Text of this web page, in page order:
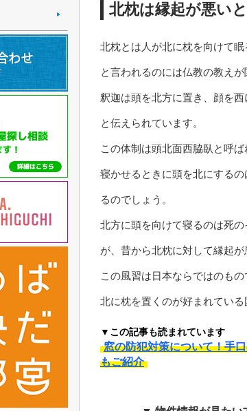
北枕は縁起が悪い
北枕とは人が北に枕を向けて
と言われるのには仏教の教え
釈迦は頭を北方に置き、顔を
と伝えられています。
この体制は頭北面西脇臥と呼
寝かせるときに頭を北にする
るのでしょう。
北方に頭を向けて寝るのは死
が、昔から北枕に対して縁起が
この風習は日本ならではのも
北に枕を置くのが好まれている
▼この記事も読まれています
窓の防犯対策について！手
もご紹介